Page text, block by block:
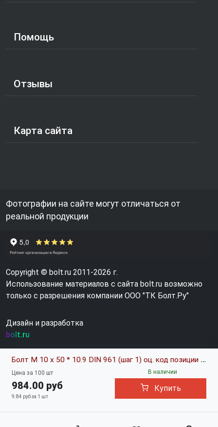
Болт М 10 х 50 * 10.9 DIN 961 (шаг 1) оц. код позиции 0632643
Цена за 100 шт
984.00 руб
9.84 руб за 1 шт
В наличии
Купить
Помощь
Отзывы
Карта сайта
Фотографии на сайте могут отличаться от
реальной продукции
Copyright © bolt.ru 2011-2026 г.
Использование материалов с сайта bolt.ru возможно
только с разрешения компании ООО "ТК Болт.Ру"
Дизайн и разработка
bolt.ru